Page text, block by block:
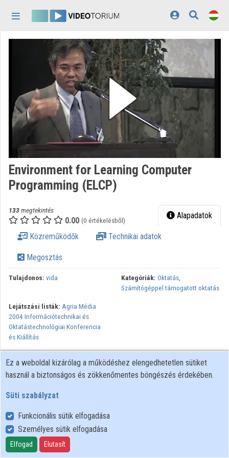
Bejelentkezés
Felfedezés
Kategóriák
Lejátszási listák
Közreműködők
Environment for Learning Computer
Programming (ELCP)
133megtekintés
0.00 (0 értékelésből) Alapadatok
Közreműködők Technikai adatok
Megosztás
Tulajdonos: vida Kategóriák: Oktatás,
Számítógéppel támogatott oktatás
Lejátszási listák: Agria Média
2004 Információtechnikai és
Oktatástechnológiai Konferencia
és Kiállítás
Felhasználói szabályzat
Adatkezelési tájékoztató
Süti szabályzat
Ez a weboldal kizárólag a működéshez elengedhetetlen sütiket
használ a biztonságos és zökkenőmentes böngészés érdekében.
Süti szabályzat
Funkcionális sütik elfogadása
Személyes sütik elfogadása
Elfogad Elutasít